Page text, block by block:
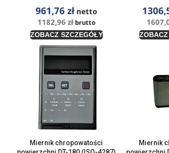
961,76zł netto
1182,96 złbrutto
ZOBACZ SZCZEGÓŁY
Miernik chropowatości
Miernik